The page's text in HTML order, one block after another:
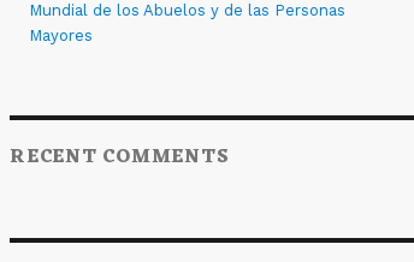
Mundial de los Abuelos y de las Personas
Mayores
RECENT COMMENTS